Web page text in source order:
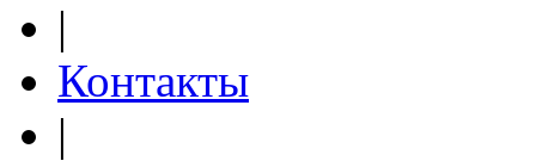
|
Контакты
|